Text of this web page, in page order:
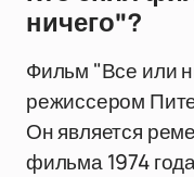
ничего"?
Фильм "Все или
режиссером
Он является
фильма 1974